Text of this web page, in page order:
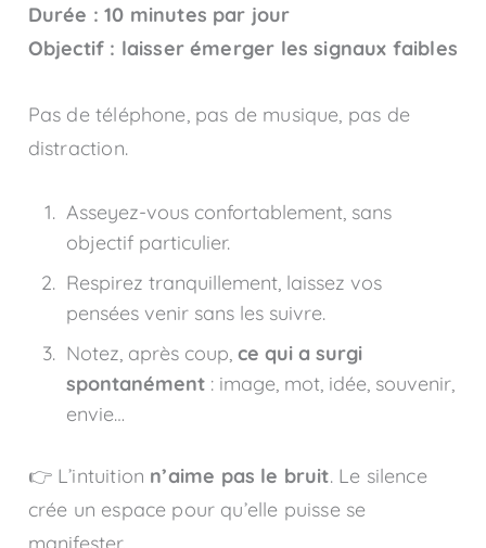
Durée : 10 minutes par jour
Objectif : laisser émerger les signaux faibles
Pas de téléphone, pas de musique, pas de
distraction.
Asseyez-vous confortablement, sans
objectif particulier.
Respirez tranquillement, laissez vos
pensées venir sans les suivre.
Notez, après coup, ce qui a surgi
spontanément: image, mot, idée, souvenir,
envie…
👉 L’intuition n’aime pas le bruit. Le silence
crée un espace pour qu’elle puisse se